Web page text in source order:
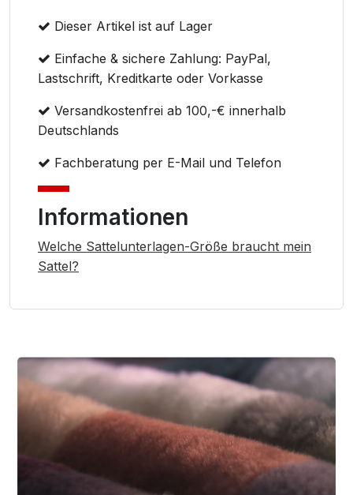
Dieser Artikel ist auf Lager
Einfache & sichere Zahlung: PayPal,
Lastschrift, Kreditkarte oder Vorkasse
Versandkostenfrei ab 100,-€ innerhalb
Deutschlands
Fachberatung per E-Mail und Telefon
Informationen
Welche Sattelunterlagen-Größe braucht mein
Sattel?